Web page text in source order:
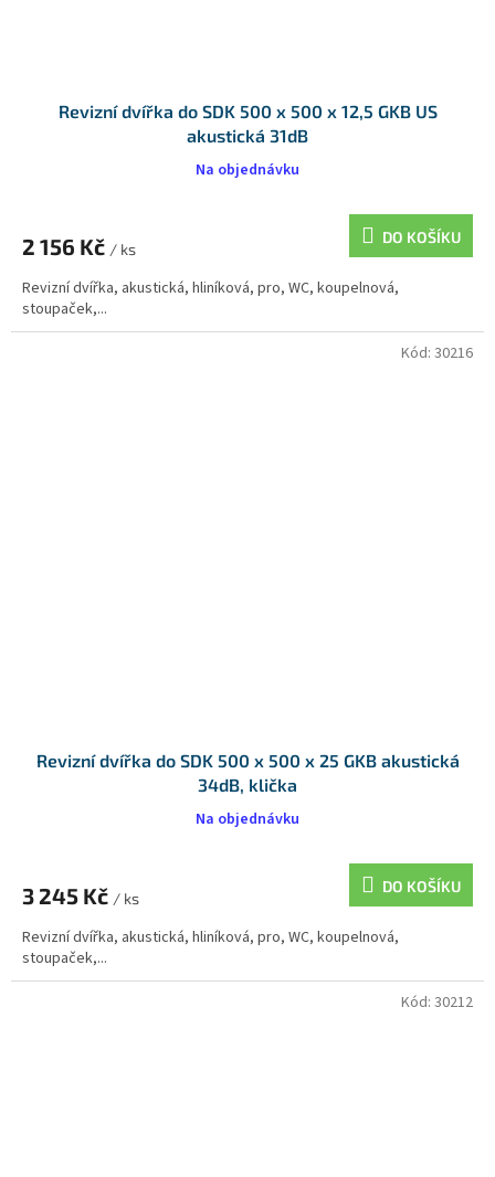
Revizní dvířka do SDK 500 x 500 x 12,5 GKB US
akustická 31dB
Na objednávku
2 156 Kč / ks
DO KOŠÍKU
Revizní dvířka, akustická, hliníková, pro, WC, koupelnová,
stoupaček,...
Revizní dvířka do SDK 500 x 500 x 25 GKB akustická
34dB, klička
Na objednávku
3 245 Kč / ks
DO KOŠÍKU
Revizní dvířka, akustická, hliníková, pro, WC, koupelnová,
stoupaček,...
Kód: 30216
Kód: 30212